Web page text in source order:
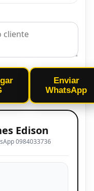
Enviar
WhatsApp
Edison
0984033736